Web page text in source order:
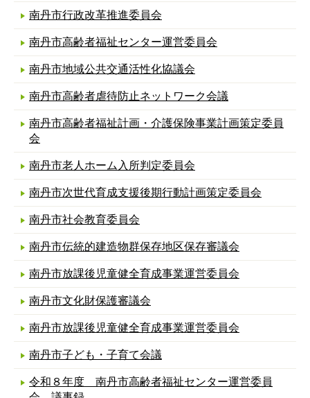
南丹市行政改革推進委員会
南丹市高齢者福祉センター運営委員会
南丹市地域公共交通活性化協議会
南丹市高齢者虐待防止ネットワーク会議
南丹市高齢者福祉計画・介護保険事業計画策定委員
会
南丹市老人ホーム入所判定委員会
南丹市次世代育成支援後期行動計画策定委員会
南丹市社会教育委員会
南丹市伝統的建造物群保存地区保存審議会
南丹市放課後児童健全育成事業運営委員会
南丹市文化財保護審議会
南丹市放課後児童健全育成事業運営委員会
南丹市子ども・子育て会議
令和８年度 南丹市高齢者福祉センター運営委員